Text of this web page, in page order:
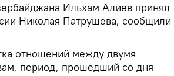
Ильхам Алиев принял
Николая Патрушева, сообщили
отношений между двумя
период, прошедший со дня